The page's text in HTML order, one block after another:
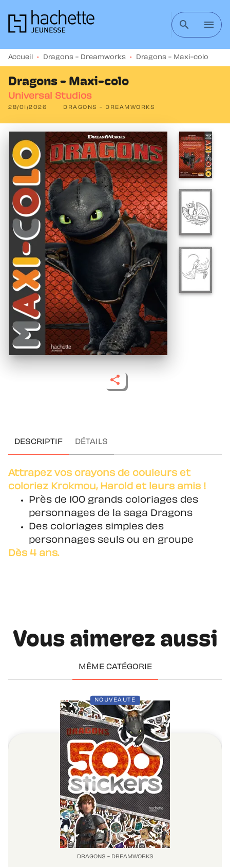
MENU RECHERCHE CONTENU
search menu
Accueil • Dragons - Dreamworks • Dragons - Maxi-colo
Dragons - Maxi-colo
Universal Studios
28/01/2026 DRAGONS - DREAMWORKS
DESCRIPTIF DÉTAILS
Attrapez vos crayons de couleurs et
coloriez Krokmou, Harold et leurs amis !
Près de 100 grands coloriages des
personnages de la saga Dragons
Des coloriages simples des
personnages seuls ou en groupe
Dès 4 ans.
Vous aimerez aussi
MÊME CATÉGORIE
NOUVEAUTÉ
DRAGONS - DREAMWORKS